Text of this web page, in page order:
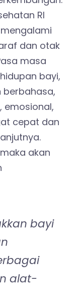
RI
dan otak
masa
bayi,
berbahasa,
emosional,
cepat dan
akan
bayi
alat-